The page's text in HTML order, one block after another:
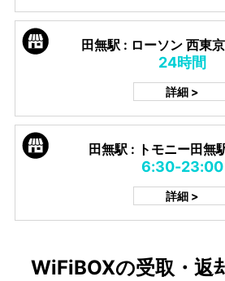
田無駅 : ローソン 西東
24時間
詳細 >
田無駅 : トモニー田無
6:30-23:00
詳細 >
WiFiBOXの受取・返